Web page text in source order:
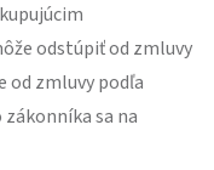
odstúpiť od zmluvy
od zmluvy podľa
sa na